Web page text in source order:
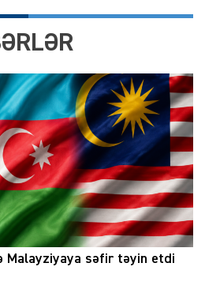
Malayziyaya səfir təyin etdi